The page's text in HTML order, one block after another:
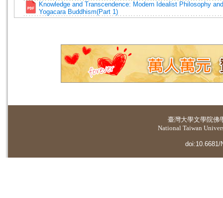
Knowledge and Transcendence: Modern Idealist Philosophy and
Yogacara Buddhism(Part 1)
臺灣大學文學院佛
National Taiwan
doi:10.6681/